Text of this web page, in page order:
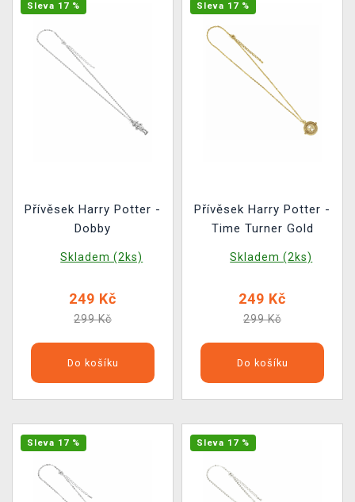
Sleva 17 %
Přívěsek Harry Potter -
Dobby
Skladem (2ks)
249 Kč
299 Kč
Do košíku
Sleva 17 %
Přívěsek Harry Potter -
Time Turner Gold
Skladem (2ks)
249 Kč
299 Kč
Do košíku
Sleva 17 % Sleva 17 %